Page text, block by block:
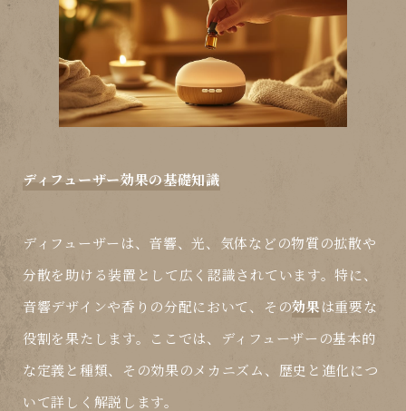
ディフューザー効果の基礎知識
ディフューザーは、音響、光、気体などの物質の拡散や
分散を助ける装置として広く認識されています。特に、
音響デザインや香りの分配において、その効果は重要な
役割を果たします。ここでは、ディフューザーの基本的
な定義と種類、その効果のメカニズム、歴史と進化につ
いて詳しく解説します。